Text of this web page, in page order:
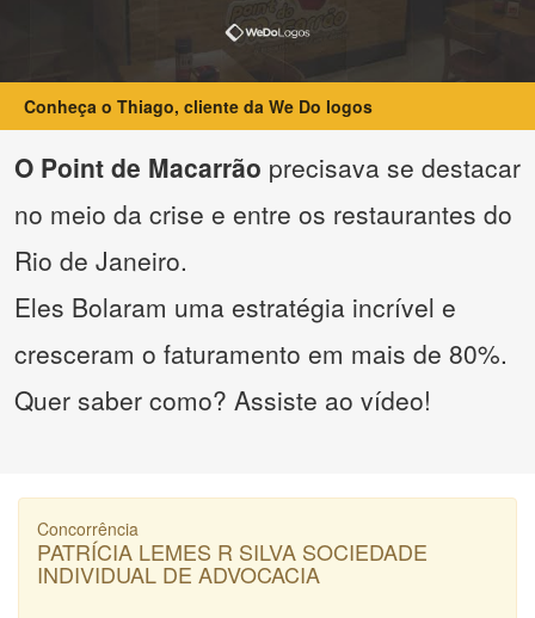
Conheça o Thiago, cliente da We Do logos
O Point de Macarrão precisava se destacar
no meio da crise e entre os restaurantes do
Rio de Janeiro.
Eles Bolaram uma estratégia incrível e
cresceram o faturamento em mais de 80%.
Quer saber como? Assiste ao vídeo!
Concorrência
PATRÍCIA LEMES R SILVA SOCIEDADE
INDIVIDUAL DE ADVOCACIA